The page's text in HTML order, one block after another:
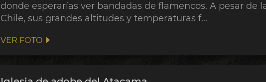
donde esperarías ver bandadas de flamencos. A pesar de
Chile, sus grandes altitudes y temperaturas f...
VER FOTO